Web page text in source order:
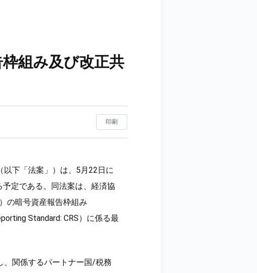
組み及び改正共
印刷
下「法案」）は、5月22日に
定である。同法案は、経済協
の暗号資産報告枠組み
Standard: CRS）に係る最
、関係するパートナー国/税務